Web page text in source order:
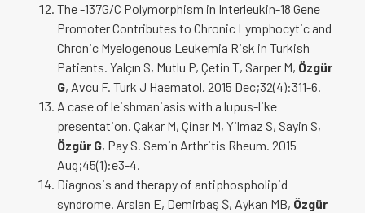
The -137G/C Polymorphism in Interleukin-18 Gene
Promoter Contributes to Chronic Lymphocytic and
Chronic Myelogenous Leukemia Risk in Turkish
Patients. Yalçın S, Mutlu P, Çetin T, Sarper M, Özgür
G, Avcu F. Turk J Haematol. 2015 Dec;32(4):311-6.
A case of leishmaniasis with a lupus-like
presentation. Çakar M, Çinar M, Yilmaz S, Sayin S,
Özgür G, Pay S. Semin Arthritis Rheum. 2015
Aug;45(1):e3-4.
Diagnosis and therapy of antiphospholipid
syndrome. Arslan E, Demirbaş Ş, Aykan MB, Özgür